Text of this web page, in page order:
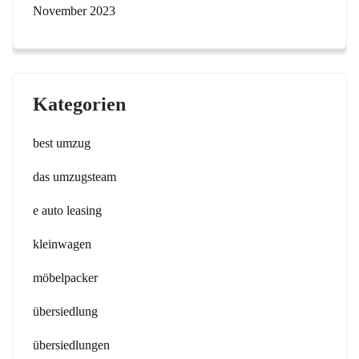
November 2023
Kategorien
best umzug
das umzugsteam
e auto leasing
kleinwagen
möbelpacker
übersiedlung
übersiedlungen